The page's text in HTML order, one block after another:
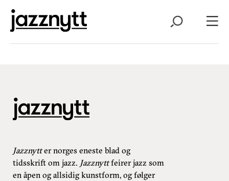
Jazznytter norges eneste blad og
tidsskrift om jazz. Jazznyttfeirer jazz som
en åpen og allsidig kunstform, og følger